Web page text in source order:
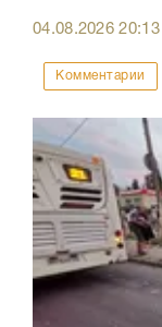
04.08.202620:13
Комментарии